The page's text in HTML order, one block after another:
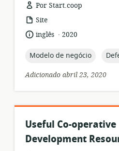
Por Start.coop
formato
de
recurso:
Site
idioma:
inglês .
data
publicação:
2020
topic:
Modelo de negócio
Adicionado abril 23, 2020
Useful Co-operative
Development